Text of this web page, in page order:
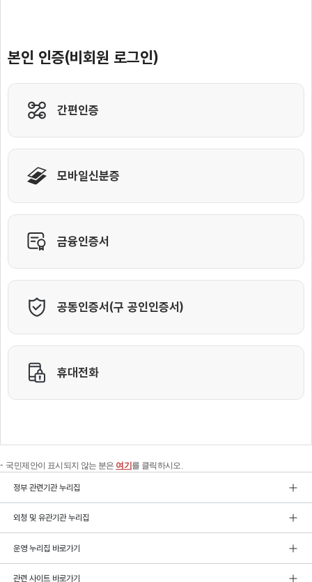
국민제안이 표시되지 않는 분은 여기 를 클릭하시오.
정부 관련기관 누리집
외청 및 유관기관 누리집
운영 누리집 바로가기
관련 사이트 바로가기